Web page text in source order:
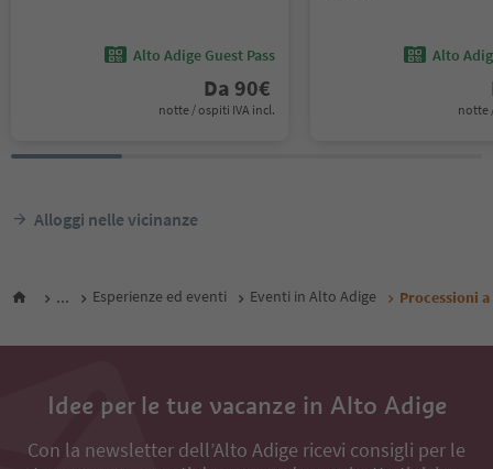
Alto Adige Guest Pass
Da 90€
notte / ospiti IVA incl.
Alto
notte
Alloggi nelle vicinanze
... Esperienze ed eventi Eventi in Alto Adige Processioni
Idee per le tue vacanze in Alto Adige
Con la newsletter dell’Alto Adige ricevi consigli per le